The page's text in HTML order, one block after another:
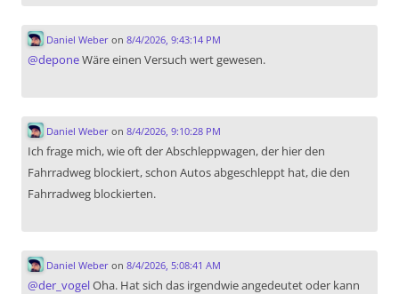
Daniel Weberon 8/4/2026, 9:43:14 PM
@deponeWäre einen Versuch wert gewesen.
Daniel Weberon 8/4/2026, 9:10:28 PM
Ich frage mich, wie oft der Abschleppwagen, der hier den
Fahrradweg blockiert, schon Autos abgeschleppt hat, die den
Fahrradweg blockierten.
Daniel Weberon 8/4/2026, 5:08:41 AM
@der_vogelOha. Hat sich das irgendwie angedeutet oder kann